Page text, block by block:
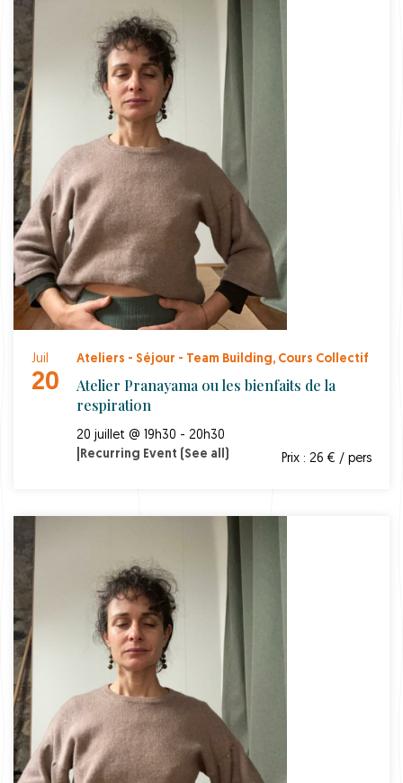
Juil
20
Ateliers - Séjour - Team Building, Cours Collectif
Atelier Pranayama ou les bienfaits de la
respiration
20 juillet @ 19h30 - 20h30
Recurring Event (See all) Prix : 26 € / pers